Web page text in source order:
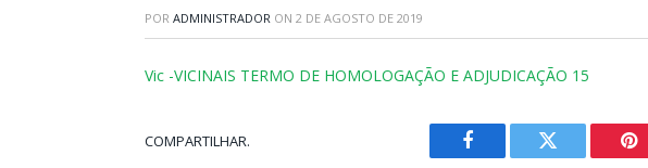
POR ADMINISTRADOR ON 2 DE AGOSTO DE 2019
Vic -VICINAIS TERMO DE HOMOLOGAÇÃO E ADJUDICAÇÃO 15
COMPARTILHAR.
Facebook Twitter